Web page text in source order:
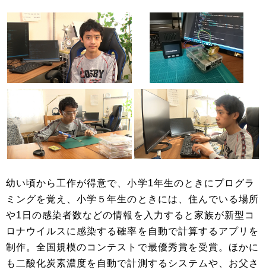
幼い頃から工作が得意で、小学1年生のときにプログラ
ミングを覚え、小学５年生のときには、住んでいる場所
や1日の感染者数などの情報を入力すると家族が新型コ
ロナウイルスに感染する確率を自動で計算するアプリを
制作。全国規模のコンテストで最優秀賞を受賞。ほかに
も二酸化炭素濃度を自動で計測するシステムや、お父さ